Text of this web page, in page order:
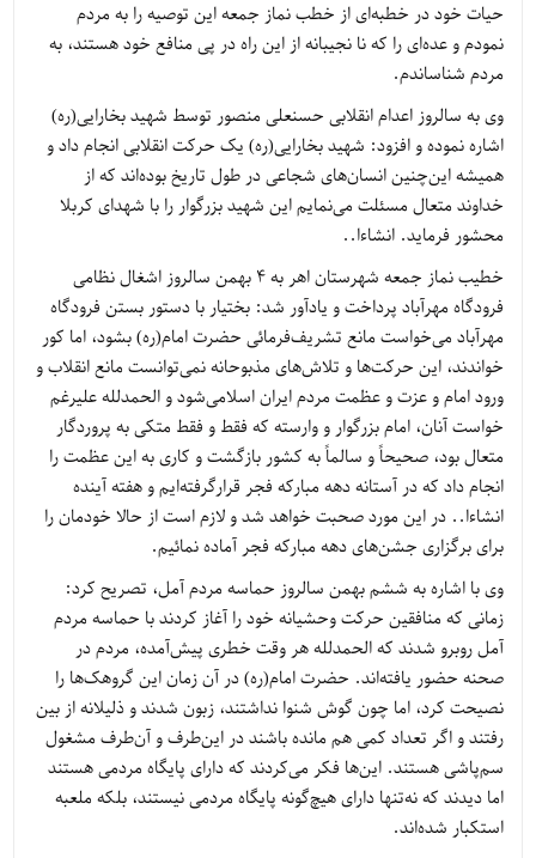
حیات خود در خطبه‌ای از خطب نماز جمعه این توصیه را به مردم
نمودم و عده‌ای را که نا نجیبانه از این راه در پی منافع خود هستند، به
مردم شناساندم.
وی به سالروز اعدام انقلابی حسنعلی منصور توسط شهید بخارایی(ره)
اشاره نموده و افزود: شهید بخارایی(ره) یک حرکت انقلابی انجام داد و
همیشه این‌چنین انسان‌های شجاعی در طول تاریخ بوده‌اند که از
خداوند متعال مسئلت می‌نمایم این شهید بزرگوار را با شهدای کربلا
محشور فرماید. انشاءا..
خطیب نماز جمعه شهرستان اهر به 4 بهمن سالروز اشغال نظامی
فرودگاه مهرآباد پرداخت و یادآور شد: بختیار با دستور بستن فرودگاه
مهرآباد می‌خواست مانع تشریف‌فرمائی حضرت امام(ره) بشود، اما کور
خواندند، این حرکت‌ها و تلاش‌های مذبوحانه نمی‌توانست مانع انقلاب و
ورود امام و عزت و عظمت مردم ایران اسلامی‌شود و الحمدلله علیرغم
خواست آنان، امام بزرگوار و وارسته که فقط و فقط متکی به پروردگار
متعال بود، صحیحاً و سالماً به کشور بازگشت و کاری به این عظمت را
انجام داد که در آستانه دهه مبارکه فجر قرارگرفته‌ایم و هفته آینده
انشاءا.. در این مورد صحبت خواهد شد و لازم است از حالا خودمان را
برای برگزاری جشن‌های دهه مبارکه فجر آماده نمائیم.
وی با اشاره به ششم بهمن سالروز حماسه مردم آمل، تصریح کرد:
زمانی که منافقین حرکت وحشیانه خود را آغاز کردند با حماسه مردم
آمل روبرو شدند که الحمدلله هر وقت خطری پیش‌آمده، مردم در
صحنه حضور یافته‌اند. حضرت امام(ره) در آن زمان این گروهک‌ها را
نصیحت کرد، اما چون گوش شنوا نداشتند، زبون شدند و ذلیلانه از بین
رفتند و اگر تعداد کمی هم مانده باشند در این‌طرف و آن‌طرف مشغول
سم‌پاشی هستند. این‌ها فکر می‌کردند که دارای پایگاه مردمی هستند
اما دیدند که نه‌تنها دارای هیچ‌گونه پایگاه مردمی نیستند، بلکه ملعبه
استکبار شده‌اند.